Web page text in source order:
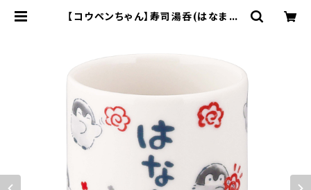
【コウペンちゃん】寿司湯呑(はなまる)